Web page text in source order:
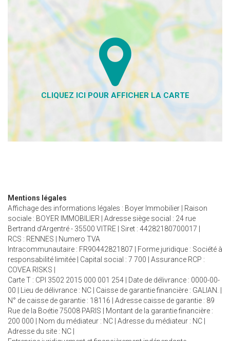
Mentions légales
Affichage des informations légales : Boyer Immobilier | Raison
sociale : BOYER IMMOBILIER | Adresse siège social : 24 rue
Bertrand d'Argentré - 35500 VITRE | Siret : 44282180700017 |
RCS : RENNES | Numero TVA
Intracommunautaire : FR90442821807 | Forme juridique : Société à
responsabilité limitée | Capital social : 7 700 | Assurance RCP :
COVEA RISKS |
Carte T : CPI 3502 2015 000 001 254 | Date de délivrance : 0000-00-
00 | Lieu de délivrance : NC | Caisse de garantie financière : GALIAN. |
N° de caisse de garantie : 18116 | Adresse caisse de garantie : 89
Rue de la Boétie 75008 PARIS | Montant de la garantie financière :
200 000 | Nom du médiateur : NC | Adresse du médiateur : NC |
Adresse du site : NC |